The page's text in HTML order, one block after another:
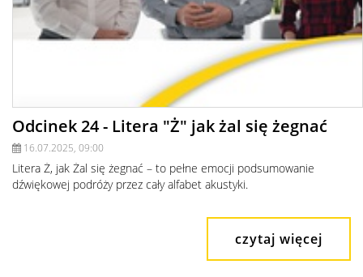
Odcinek 24 - Litera "Ż" jak żal się żegnać
16.07.2025, 09:00
Litera Ż, jak Żal się żegnać – to pełne emocji podsumowanie
dźwiękowej podróży przez cały alfabet akustyki.
czytaj więcej